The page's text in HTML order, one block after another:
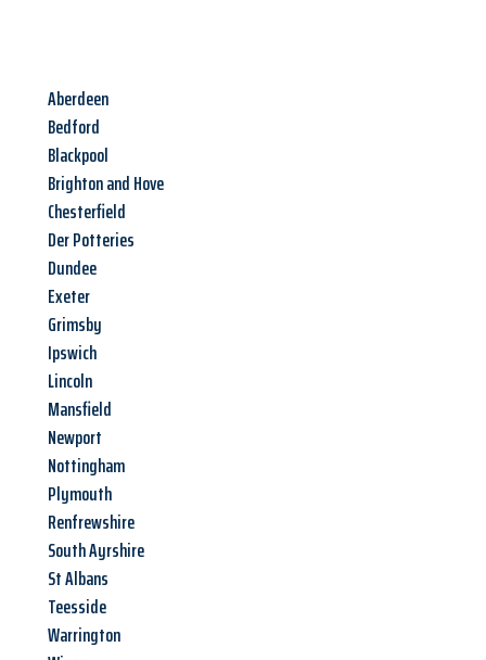
Aberdeen
Bedford
Blackpool
Brighton and Hove
Chesterfield
Der Potteries
Dundee
Exeter
Grimsby
Ipswich
Lincoln
Mansfield
Newport
Nottingham
Plymouth
Renfrewshire
South Ayrshire
St Albans
Teesside
Warrington